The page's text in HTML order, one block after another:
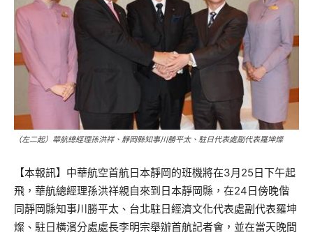
（左二起）華航總經理孫洪祥、靜岡縣知事川勝平太、駐日代表處副代表羅坤燦
【本報訊】中華航空首航日本靜岡的班機將在3月25日下午起
飛，華航總經理孫洪祥親自來到日本靜岡縣，在24日傍晚偕
同靜岡縣知事川勝平太、台北駐日經濟文化代表處副代表羅坤
燦、駐日橫濱分處處長李明宗舉辦首航記者會，並在當天晚間